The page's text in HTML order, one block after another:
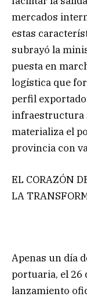
mercados
estas
subrayó la
puesta en
logística que
perfil
infraestructura
materializa el
provincia con
EL CORAZÓN
LA
Apenas un día
portuaria, el 26
lanzamiento